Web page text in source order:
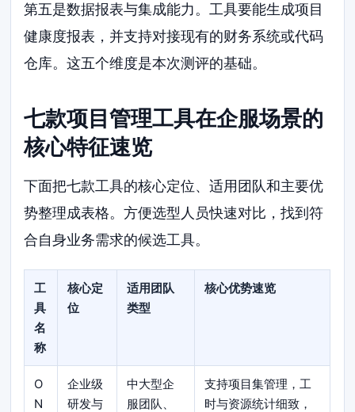
第五是数据报表与集成能力。工具要能生成项目
健康度报表，并支持对接现有的财务系统或代码
仓库。这五个维度是本次测评的基础。
七款项目管理工具在企服场景的
核心特征速览
下面把七款工具的核心定位、适用团队和主要优
势整理成表格。方便选型人员快速对比，找到符
合自身业务需求的候选工具。
工
具
名
称
核心定
位
适用团队
类型
核心优势速览
O
N
企业级
研发与
中大型企
服团队、
支持项目集管理，工
时与资源统计细致，